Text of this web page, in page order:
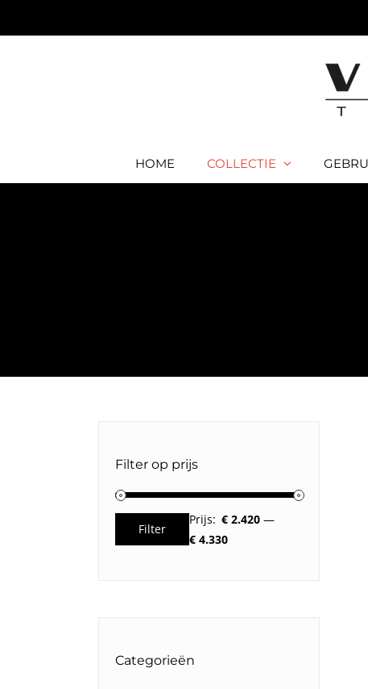
HOME COLLECTIE
Filter op prijs
Max.
Filter
Prijs: € 2.420 —
€ 4.330
Categorieën